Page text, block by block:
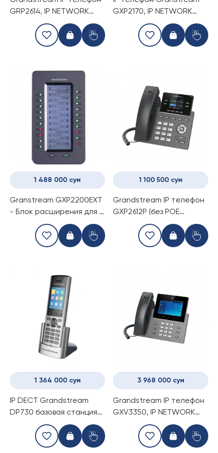
GRP2614, IP NETWORK
TELEPHONE
GXP2170, IP NETWORK
TELEPHONE
1 488 000 сум
Granstream GXP2200EXT
- Блок расширения для IP
телефона
1 100 500 сум
Grandstream IP телефон
GXP2612P (без POE
адаптера) IP NETWORK
TELEPHONE
1 364 000 сум
IP DECT Grandstream
DP730 базовая станция
(трубка - телефон)
3 968 000 сум
Grandstream IP телефон
GXV3350, IP NETWORK
TELEPHONE